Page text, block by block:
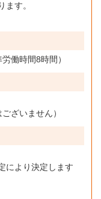
す。
働時間8時間）
ざいません）
により決定します